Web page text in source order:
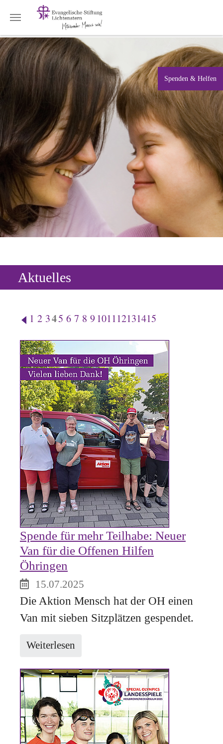
Zum Hauptinhalt springen
Spenden & Helfen
Aktuelles
1 2 345 6 7 8 9101112131415
Spende für mehr Teilhabe: Neuer
Van für die Offenen Hilfen
Öhringen
15.07.2025
Die Aktion Mensch hat der OH einen
Van mit sieben Sitzplätzen gespendet.
Weiterlesen